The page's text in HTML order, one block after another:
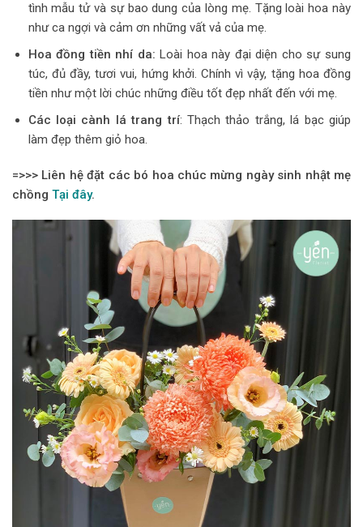
tình mẫu tử và sự bao dung của lòng mẹ. Tặng loài hoa này
như ca ngợi và cảm ơn những vất vả của mẹ.
Hoa đồng tiền nhí da: Loài hoa này đại diện cho sự sung
túc, đủ đầy, tươi vui, hứng khởi. Chính vì vậy, tặng hoa đồng
tiền như một lời chúc những điều tốt đẹp nhất đến với mẹ.
Các loại cành lá trang trí: Thạch thảo trắng, lá bạc giúp
làm đẹp thêm giỏ hoa.
=>>> Liên hệ đặt các bó hoa chúc mừng ngày sinh nhật mẹ
chồng Tại đây.